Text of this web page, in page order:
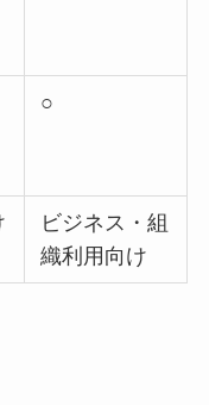
○
ビジネス・組
織利用向け